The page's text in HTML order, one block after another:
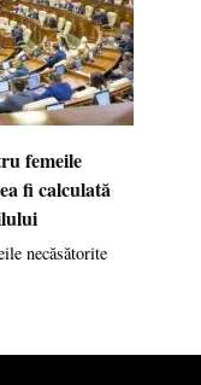
femeile
fi calculată
necăsătorite